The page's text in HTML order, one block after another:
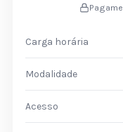
Carga horária
Modalidade
Acesso